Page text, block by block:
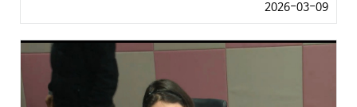
2026-03-09